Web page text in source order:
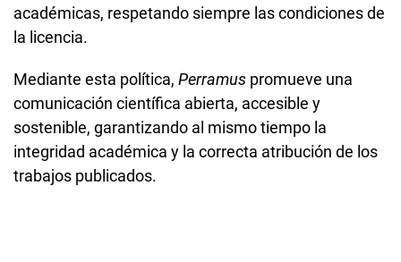
académicas, respetando siempre las condiciones de
la licencia.
Mediante esta política, Perramus promueve una
comunicación científica abierta, accesible y
sostenible, garantizando al mismo tiempo la
integridad académica y la correcta atribución de los
trabajos publicados.